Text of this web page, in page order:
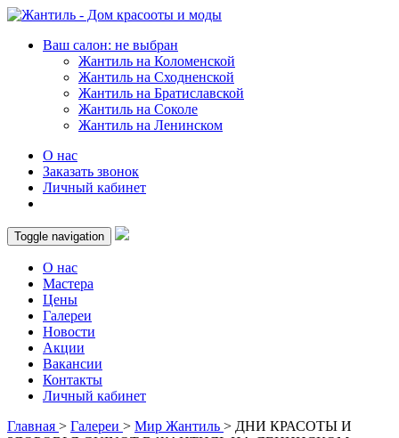
Ваш салон: не выбран
Жантиль на Коломенской
Жантиль на Сходненской
Жантиль на Братиславской
Жантиль на Соколе
Жантиль на Ленинском
О нас
Заказать звонок
Личный кабинет
Toggle navigation
О нас
Мастера
Цены
Галереи
Новости
Акции
Вакансии
Контакты
Личный кабинет
Главная > Галереи > Мир Жантиль > ДНИ КРАСОТЫ И